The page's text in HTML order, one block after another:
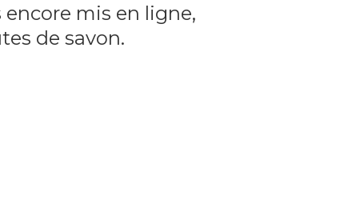
mis en ligne,
de savon.